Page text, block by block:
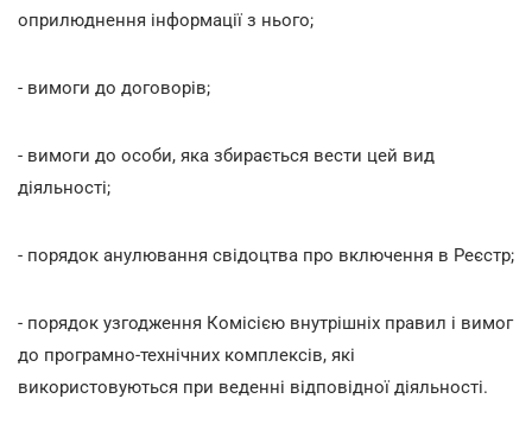
оприлюднення інформації з нього;
- вимоги до договорів;
- вимоги до особи, яка збирається вести цей вид
діяльності;
- порядок анулювання свідоцтва про включення в Реєстр;
- порядок узгодження Комісією внутрішніх правил і вимог
до програмно-технічних комплексів, які
використовуються при веденні відповідної діяльності.